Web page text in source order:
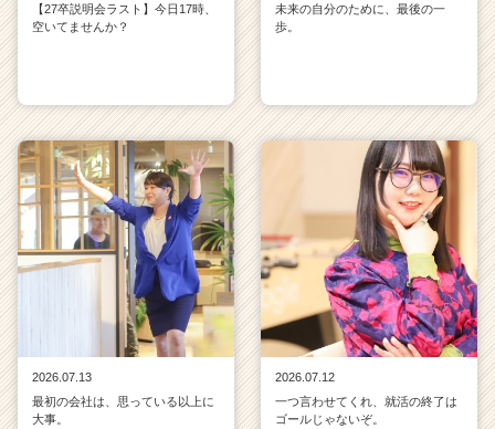
【27卒説明会ラスト】今日17時、
空いてませんか？
未来の自分のために、最後の一
歩。
2026.07.13
最初の会社は、思っている以上に
大事。
2026.07.12
一つ言わせてくれ、就活の終了は
ゴールじゃないぞ。